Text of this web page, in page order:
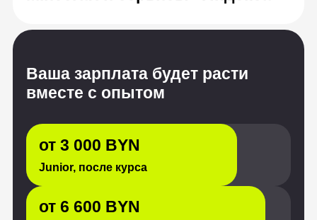
Junior, после курса
от 10 200 BYN